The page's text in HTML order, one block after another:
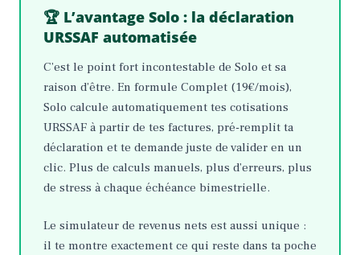
🏆 L’avantage Solo : la déclaration
URSSAF automatisée
C’est le point fort incontestable de Solo et sa
raison d’être. En formule Complet (19€/mois),
Solo calcule automatiquement tes cotisations
URSSAF à partir de tes factures, pré-remplit ta
déclaration et te demande juste de valider en un
clic. Plus de calculs manuels, plus d’erreurs, plus
de stress à chaque échéance bimestrielle.
Le simulateur de revenus nets est aussi unique :
il te montre exactement ce qui reste dans ta poche